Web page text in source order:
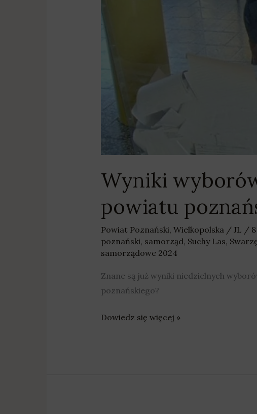
Wyniki
powiatu
Powiat Poznański, Wielkopolska / JL /
poznański, samorząd, Suchy Las,
samorządowe 2024
Znane są już wyniki niedzielnych
poznańskiego?
Dowiedz się więcej »